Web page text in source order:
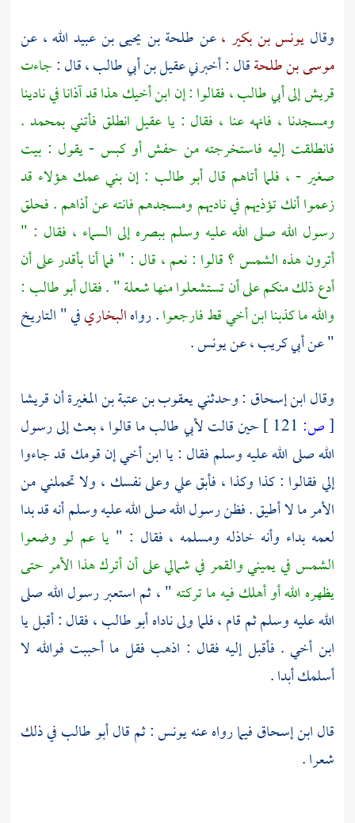
وقال يونس بن بكير ،عن طلحة بن يحيى بن عبيد الله ، عن
موسى بن طلحةقال : أخبرنيعقيل بن أبي طالب ،قال :جاءت
قريشإلىأبي طالب ،فقالوا : إن ابن أخيك هذا قد آذانا في نادينا
ومسجدنا ، فانهه عنا ، فقال : ياعقيل انطلق فأتنيبمحمد .
فانطلقت إليه فاستخرجته من حفش أو كبس - يقول : بيت
صغير - ، فلما أتاهم قال أبو طالب : إن بني عمك هؤلاء قد
زعموا أنك تؤذيهم في ناديهم ومسجدهم فانته عن أذاهم . فحلق
رسول الله صلى الله عليه وسلم ببصره إلى السماء ، فقال : "
أترون هذه الشمس ؟ قالوا : نعم ، قال : " فما أنا بأقدر على أن
أدع ذلك منكم على أن تستشعلوا منها شعلة " . فقالأبو طالب :
والله ما كذبنا ابن أخي قط فارجعوا. رواهالبخاريفي " التاريخ
" عنأبي كريب ،عنيونس.
وقالابن إسحاق : وحدثنييعقوب بن عتبة بن المغيرةأنقريشا
[ص: حين قالتلأبي طالبما قالوا ، بعث إلى رسول
الله صلى الله عليه وسلم فقال : يا ابن أخي إن قومك قد جاءوا
إلي فقالوا : كذا وكذا ، فأبق علي وعلى نفسك ، ولا تحملني من
الأمر ما لا أطيق . فظن رسول الله صلى الله عليه وسلم أنه قد بدا
لعمه بداء وأنه خاذله ومسلمه ، فقال : "يا عم لو وضعوا
الشمس في يميني والقمر في شمالي على أن أترك هذا الأمر حتى
يظهره الله أو أهلك فيه ما تركته" ، ثم استعبر رسول الله صلى
الله عليه وسلم ثم قام ، فلما ولى ناداهأبو طالب ،فقال : أقبل يا
ابن أخي . فأقبل إليه فقال : اذهب فقل ما أحببت فوالله لا
أسلمك أبدا .
قالابن إسحاقفيما رواه عنهيونس: ثم قالأبو طالبفي ذلك
شعرا .